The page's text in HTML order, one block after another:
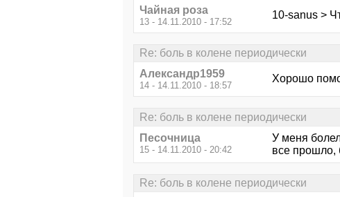
Чайная роза
13 - 14.11.2010 - 17:52
10-sanus >
Re: боль в колене периодически
Александр1959
14 - 14.11.2010 - 18:57
Хорошо
Re: боль в колене периодически
Песочница
15 - 14.11.2010 - 20:42
У меня
все прошло,
Re: боль в колене периодически